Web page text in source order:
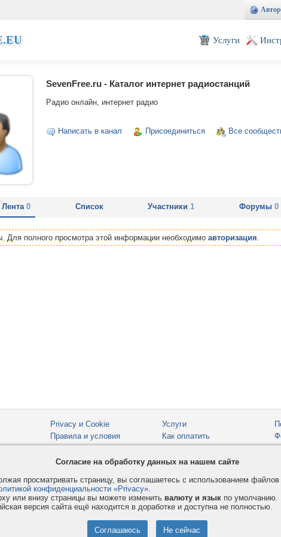
Услуги
SevenFree.ru - Каталог интернет радиостанций
Радио онлайн, интернет радио
Написать в канал Присоединиться Все
Лента0 Список Участники1 Форумы 0
Для полного просмотра этой информации необходимо авторизация.
Privacy и Cookie
Правила и условия
Услуги
Как оплатить
Согласие на обработку данных на нашем сайте
просматривать страницу, вы соглашаетесь с использованием файлов
конфиденциальности «Privacy».
или внизу страницы вы можете изменить валюту и язык по умолчанию.
версия сайта ещё находится в доработке и доступна не полностью.